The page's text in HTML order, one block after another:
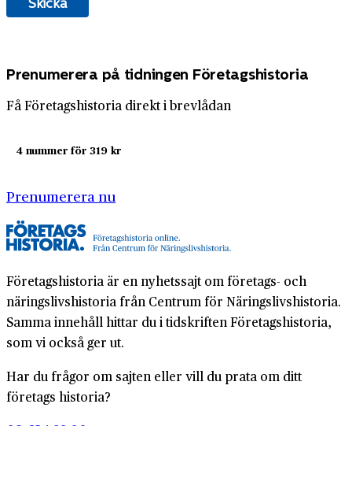
Prenumerera på tidningen Företagshistoria
Få Företagshistoria direkt i brevlådan
4 nummer för 319 kr
Prenumerera nu
Företagshistoria är en nyhetssajt om företags- och
näringslivshistoria från Centrum för Näringslivshistoria.
Samma innehåll hittar du i tidskriften Företagshistoria,
som vi också ger ut.
Har du frågor om sajten eller vill du prata om ditt
företags historia?
08-634 99 00